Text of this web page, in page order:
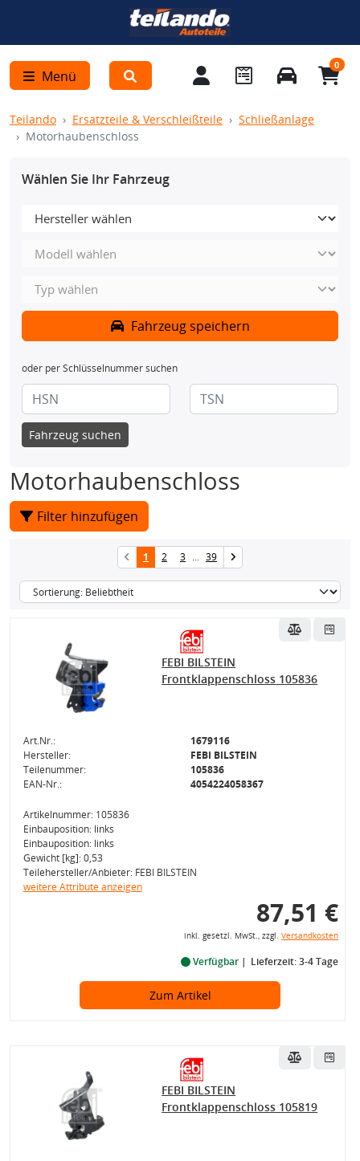
Menü
0
Teilando Ersatzteile & Verschleißteile
Schließanlage
Motorhaubenschloss
Wählen Sie Ihr Fahrzeug
Fahrzeug speichern
oder per Schlüsselnummer suchen
Fahrzeug suchen
Motorhaubenschloss
Filter hinzufügen
1 2 3 ... 39
FEBI BILSTEIN
Frontklappenschloss 105836
Art.Nr.:
1679116
Hersteller:
FEBI BILSTEIN
Teilenummer:
105836
EAN-Nr.:
4054224058367
Artikelnummer: 105836
Einbauposition: links
Einbauposition: links
Gewicht [kg]: 0,53
Teilehersteller/Anbieter: FEBI BILSTEIN
weitere Attribute anzeigen
87,51 €
inkl. gesetzl. MwSt., zzgl. Versandkosten
Verfügbar Lieferzeit: 3-4 Tage
Zum Artikel
FEBI BILSTEIN
Frontklappenschloss 105819